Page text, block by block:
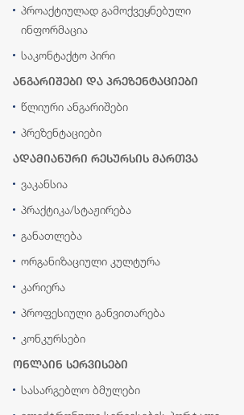
პროაქტიულად გამოქვეყნებული
ინფორმაცია
საკონტაქტო პირი
ანგარიშები და პრეზენტაციები
წლიური ანგარიშები
პრეზენტაციები
ადამიანური რესურსის მართვა
ვაკანსია
პრაქტიკა/სტაჟირება
განათლება
ორგანიზაციული კულტურა
კარიერა
პროფესიული განვითარება
კონკურსები
ონლაინ სერვისები
სასარგებლო ბმულები